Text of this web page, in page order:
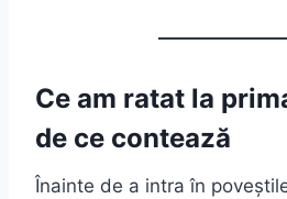
Ce am ratat la
de ce contează
Înainte de a intra în